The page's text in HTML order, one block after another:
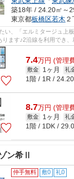
築18年 / 24.20㎡～
東京都板橋区若木 ２
い、「エルミタージュ上
ります♪2沿線を利用でき
徒歩9分に駅の...
7.4万円 (管理
敷金 1ヶ月 礼
1階 / 1R /
8.7万円 (管理
敷金 1ヶ月 礼
1階 / 1DK /
ン希Ⅱ
仲手無料 敷0 礼0